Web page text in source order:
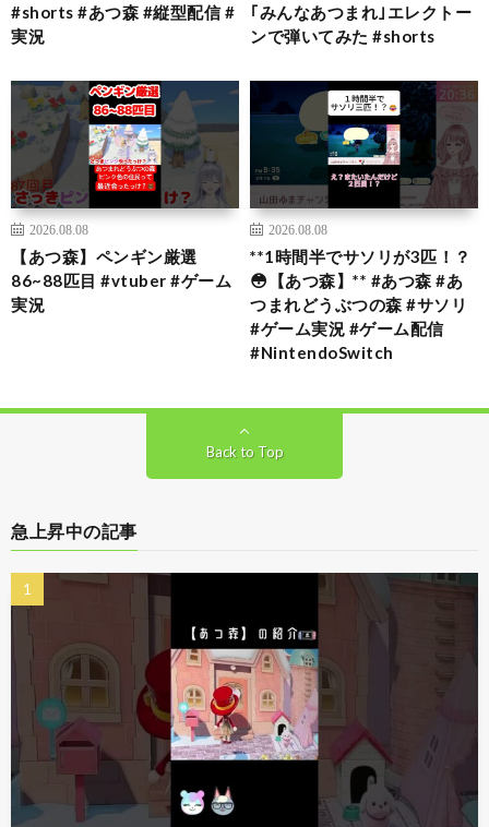
#shorts #あつ森 #縦型配信 #
実況
｢みんなあつまれ｣エレクトー
ンで弾いてみた #shorts
2026.08.08
【あつ森】ペンギン厳選
86~88匹目 #vtuber #ゲーム
実況
2026.08.08
**1時間半でサソリが3匹！？
😳【あつ森】** #あつ森 #あ
つまれどうぶつの森 #サソリ
#ゲーム実況 #ゲーム配信
#NintendoSwitch
Back to Top
急上昇中の記事